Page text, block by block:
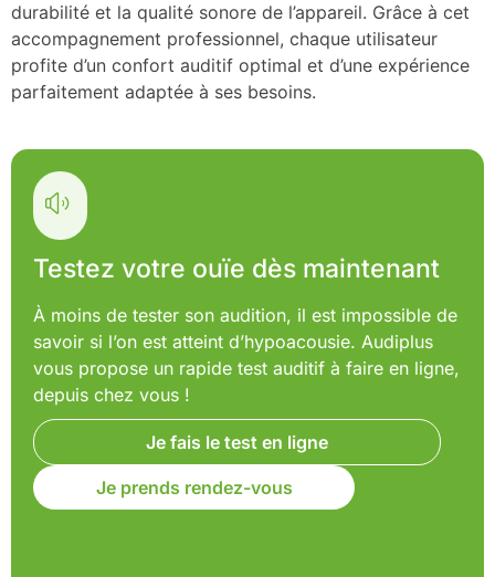
durabilité et la qualité sonore de l’appareil. Grâce à cet
accompagnement professionnel, chaque utilisateur
profite d’un confort auditif optimal et d’une expérience
parfaitement adaptée à ses besoins.
Testez votre ouïe dès maintenant
À moins de tester son audition, il est impossible de
savoir si l’on est atteint d’hypoacousie. Audiplus
vous propose un rapide test auditif à faire en ligne,
depuis chez vous !
Je fais le test en ligne
Je prends rendez-vous